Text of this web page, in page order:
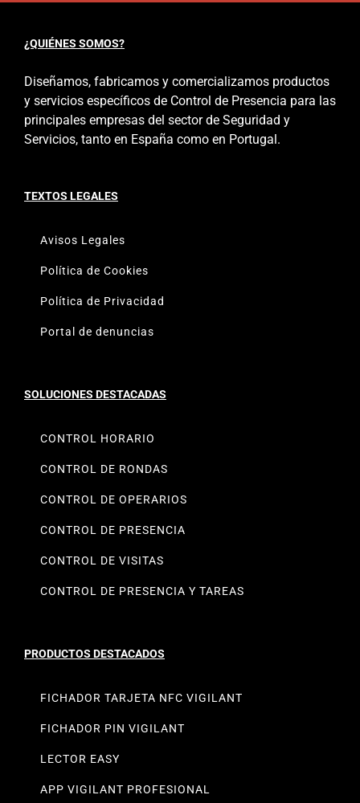
¿QUIÉNES SOMOS?
Diseñamos, fabricamos y comercializamos productos
y servicios específicos de Control de Presencia para las
principales empresas del sector de Seguridad y
Servicios, tanto en España como en Portugal.
TEXTOS LEGALES
Avisos Legales
Política de Cookies
Política de Privacidad
Portal de denuncias
SOLUCIONES DESTACADAS
CONTROL HORARIO
CONTROL DE RONDAS
CONTROL DE OPERARIOS
CONTROL DE PRESENCIA
CONTROL DE VISITAS
CONTROL DE PRESENCIA Y TAREAS
PRODUCTOS DESTACADOS
FICHADOR TARJETA NFC VIGILANT
FICHADOR PIN VIGILANT
LECTOR EASY
APP VIGILANT PROFESIONAL